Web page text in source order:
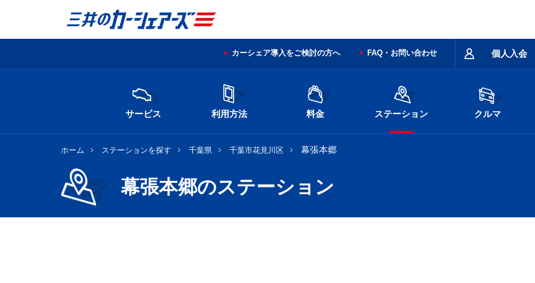
個人入会
カーシェア導入をご検討の方へ FAQ・お問い合わせ
サービス 利用方法 料金 ステーション クルマ
ホーム ステーションを探す 千葉県 千葉市花見川区 幕張本郷
幕張本郷のステーション